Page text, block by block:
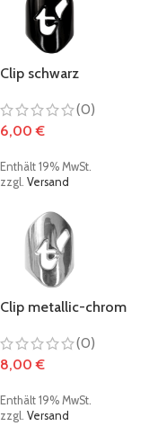
Clip schwarz
(0)
6,00€
Enthält 19% MwSt.
zzgl. Versand
Clip metallic-chrom
(0)
8,00€
Enthält 19% MwSt.
zzgl. Versand